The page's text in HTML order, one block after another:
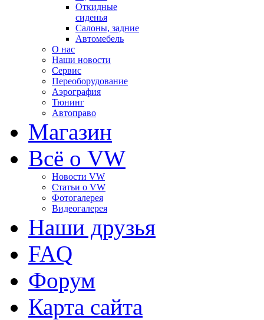
Откидные
сиденья
Салоны, задние
Автомебель
О нас
Наши новости
Сервис
Переоборудование
Аэрография
Тюнинг
Автоправо
Магазин
Всё о VW
Новости VW
Статьи o VW
Фотогалерея
Видеогалерея
Наши друзья
FAQ
Форум
Карта сайта